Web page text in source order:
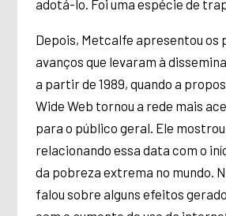
adotá-lo. Foi uma espécie de
Depois, Metcalfe apresentou os
avanços que levaram à
a partir de 1989, quando a
Wide Web tornou a rede mais
para o público geral. Ele
relacionando essa data com o
da pobreza extrema no mundo.
falou sobre alguns efeitos